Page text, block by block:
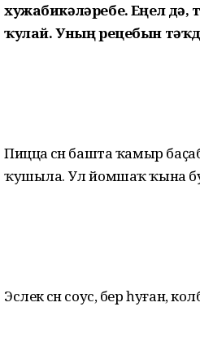
хужабикәләребеҙ. Еңел дә,
ҡулай. Уның рецебын
Пицца өсөн башта ҡамыр
ҡушыла. Ул йомшаҡ ҡына
Эслек өсөн соус, бер һуған,